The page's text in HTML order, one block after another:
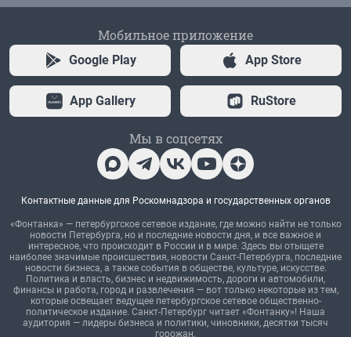
Мобильное приложение
Google Play App Store
App Gallery RuStore
Мы в соцсетях
Контактные данные для Роскомнадзора и государственных органов
«Фонтанка» — петербургское сетевое издание, где можно найти не только
новости Петербурга, но и последние новости дня, и все важное и
интересное, что происходит в России и в мире. Здесь вы отыщете
наиболее значимые происшествия, новости Санкт-Петербурга, последние
новости бизнеса, а также события в обществе, культуре, искусстве.
Политика и власть, бизнес и недвижимость, дороги и автомобили,
финансы и работа, город и развлечения — вот только некоторые из тем,
которые освещает ведущее петербургское сетевое общественно-
политическое издание. Санкт-Петербург читает «Фонтанку»! Наша
аудитория — лидеры бизнеса и политики, чиновники, десятки тысяч
горожан.